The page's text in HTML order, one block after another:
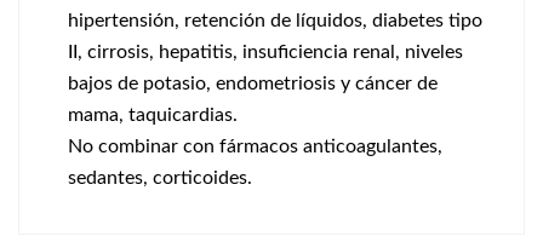
hipertensión, retención de líquidos, diabetes tipo
II, cirrosis, hepatitis, insuficiencia renal, niveles
bajos de potasio, endometriosis y cáncer de
mama, taquicardias.
No combinar con fármacos anticoagulantes,
sedantes, corticoides.